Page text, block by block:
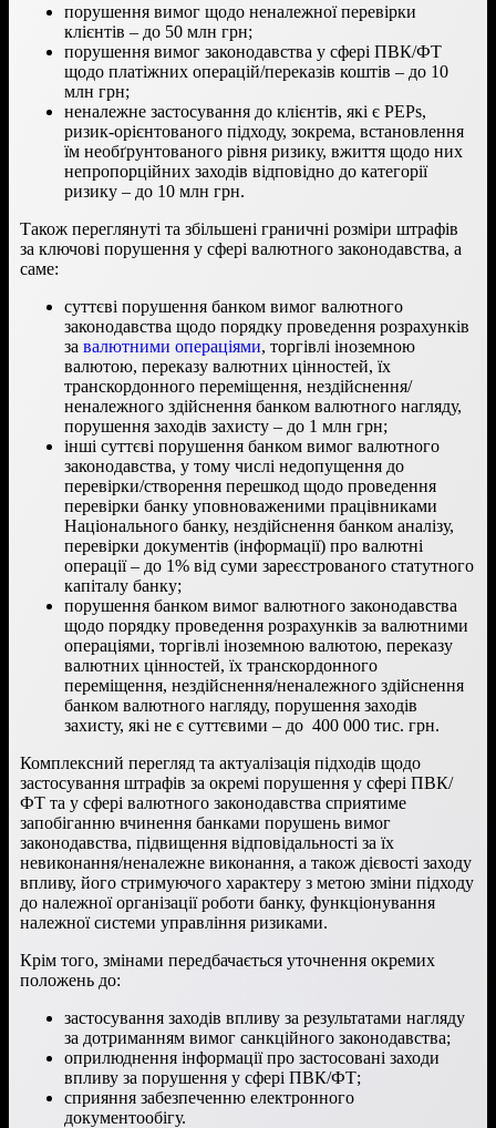
порушення вимог щодо неналежної перевірки
клієнтів – до 50 млн грн;
порушення вимог законодавства у сфері ПВК/ФТ
щодо платіжних операцій/переказів коштів – до 10
млн грн;
неналежне застосування до клієнтів, які є РЕРs,
ризик-орієнтованого підходу, зокрема, встановлення
їм необґрунтованого рівня ризику, вжиття щодо них
непропорційних заходів відповідно до категорії
ризику – до 10 млн грн.
Також переглянуті та збільшені граничні розміри штрафів
за ключові порушення у сфері валютного законодавства, а
саме:
суттєві порушення банком вимог валютного
законодавства щодо порядку проведення розрахунків
за валютними операціями, торгівлі іноземною
валютою, переказу валютних цінностей, їх
транскордонного переміщення, нездійснення/
неналежного здійснення банком валютного нагляду,
порушення заходів захисту – до 1 млн грн;
інші суттєві порушення банком вимог валютного
законодавства, у тому числі недопущення до
перевірки/створення перешкод щодо проведення
перевірки банку уповноваженими працівниками
Національного банку, нездійснення банком аналізу,
перевірки документів (інформації) про валютні
операції – до 1% від суми зареєстрованого статутного
капіталу банку;
порушення банком вимог валютного законодавства
щодо порядку проведення розрахунків за валютними
операціями, торгівлі іноземною валютою, переказу
валютних цінностей, їх транскордонного
переміщення, нездійснення/неналежного здійснення
банком валютного нагляду, порушення заходів
захисту, які не є суттєвими – до 400 000 тис. грн.
Комплексний перегляд та актуалізація підходів щодо
застосування штрафів за окремі порушення у сфері ПВК/
ФТ та у сфері валютного законодавства сприятиме
запобіганню вчинення банками порушень вимог
законодавства, підвищення відповідальності за їх
невиконання/неналежне виконання, а також дієвості заходу
впливу, його стримуючого характеру з метою зміни підходу
до належної організації роботи банку, функціонування
належної системи управління ризиками.
Крім того, змінами передбачається уточнення окремих
положень до:
застосування заходів впливу за результатами нагляду
за дотриманням вимог санкційного законодавства;
оприлюднення інформації про застосовані заходи
впливу за порушення у сфері ПВК/ФТ;
сприяння забезпеченню електронного
документообігу.